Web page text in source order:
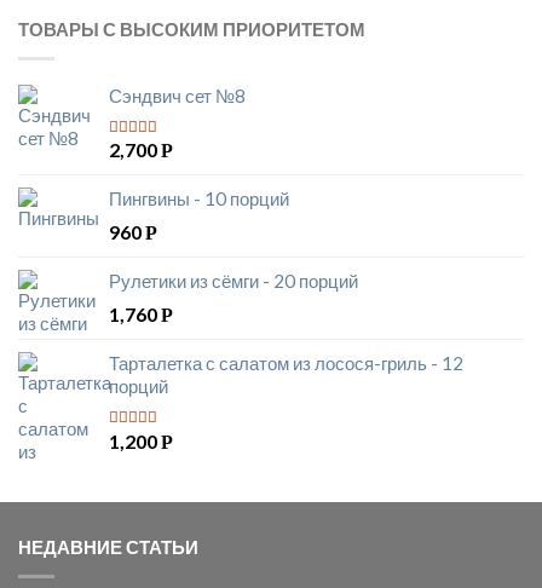
ТОВАРЫ С ВЫСОКИМ ПРИОРИТЕТОМ
Сэндвич сет №8
5из 5
2,700Р
Пингвины - 10 порций
960Р
Рулетики из сёмги - 20 порций
1,760Р
Тарталетка с салатом из лосося-гриль - 12
порций
5 из 5
1,200Р
НЕДАВНИЕ СТАТЬИ